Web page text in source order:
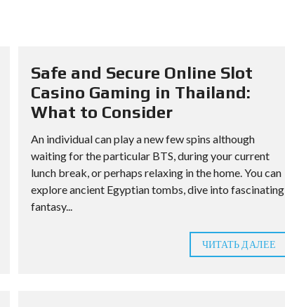
Safe and Secure Online Slot
Casino Gaming in Thailand:
What to Consider
An individual can play a new few spins although
waiting for the particular BTS, during your current
lunch break, or perhaps relaxing in the home. You can
explore ancient Egyptian tombs, dive into fascinating
fantasy...
ЧИТАТЬ ДАЛЕЕ